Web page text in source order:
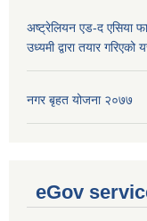
अष्ट्रेलियन एड-द एसिया
उध्यमी द्वारा तयार
नगर बृहत योजना २०७७
eGov